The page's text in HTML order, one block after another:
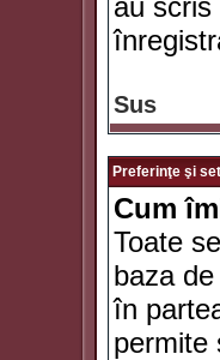
au
Sus
Preferinţe şi
Cum
Toate
baza
în
permite